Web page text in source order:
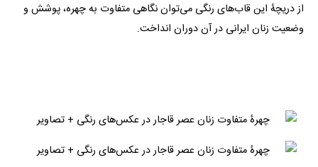
از دریچۀ این قاب‌های رنگی می‌توان نگاهی متفاوت به چهره، پوشش و
وضعیت زنان ایرانی در آن دوران انداخت.